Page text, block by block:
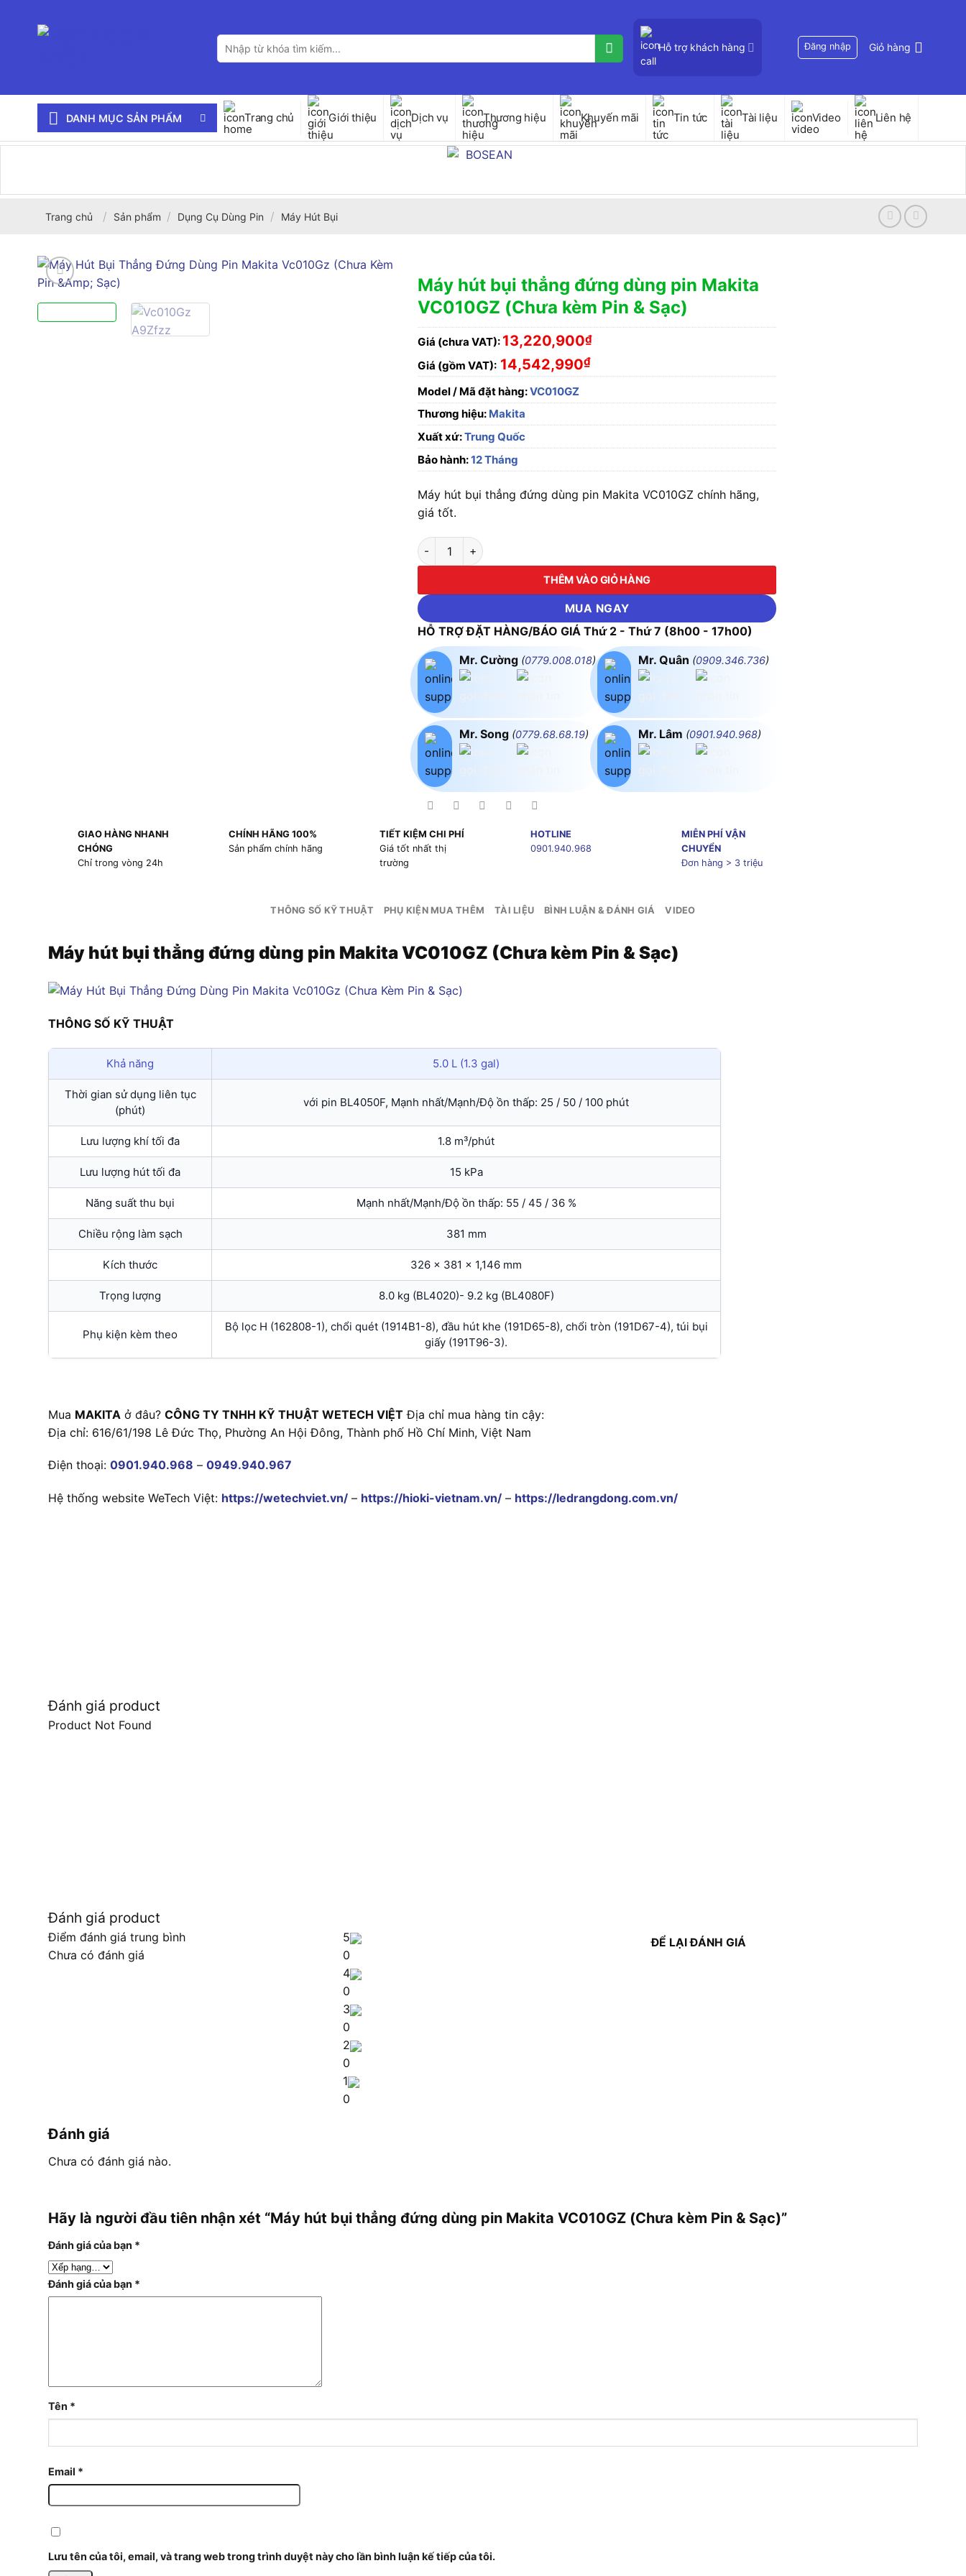
Tìm
kiếm:
Hỗ trợ khách hàng Đăng nhập Giỏ hàng
DANH MỤC SẢN PHẨM Trang chủ Giới thiệu Dịch vụ Thương hiệu Khuyến mãi Tin tức Tài liệu Video Liên hệ
Trang chủ / Sản phẩm / Dụng Cụ Dùng Pin / Máy Hút Bụi
Máy hút bụi thẳng đứng dùng pin Makita
VC010GZ (Chưa kèm Pin & Sạc)
Giá (chưa VAT): 13,220,900₫
Giá (gồm VAT): 14,542,990₫
Model / Mã đặt hàng:VC010GZ
Thương hiệu: Makita
Xuất xứ:Trung Quốc
Bảo hành:12 Tháng
Máy hút bụi thẳng đứng dùng pin Makita VC010GZ chính hãng,
giá tốt.
Máy hút bụi thẳng đứng dùng pin Makita VC010GZ (Chưa kèm Pin & Sạc) số lượng
THÊM VÀO GIỎ HÀNG
MUA NGAY
HỖ TRỢ ĐẶT HÀNG/BÁO GIÁ Thứ 2 - Thứ 7 (8h00 - 17h00)
Mr. Cường (0779.008.018)
Mr. Song (0779.68.68.19)
Mr. Quân (0909.346.736)
Mr. Lâm (0901.940.968)
GIAO HÀNG NHANH
CHÓNG
Chỉ trong vòng 24h
CHÍNH HÃNG 100%
Sản phẩm chính hãng
TIẾT KIỆM CHI PHÍ
Giá tốt nhất thị
trường
HOTLINE
0901.940.968
MIỄN PHÍ VẬN
CHUYỂN
Đơn hàng > 3 triệu
THÔNG SỐ KỸ THUẬT PHỤ KIỆN MUA THÊM TÀI LIỆU BÌNH LUẬN & ĐÁNH GIÁ VIDEO
Máy hút bụi thẳng đứng dùng pin Makita VC010GZ (Chưa kèm Pin & Sạc)
THÔNG SỐ KỸ THUẬT
Khả năng 5.0 L (1.3 gal)
Thời gian sử dụng liên tục
(phút)
với pin BL4050F, Mạnh nhất/Mạnh/Độ ồn thấp: 25 / 50 / 100 phút
Lưu lượng khí tối đa 1.8 m³/phút
Lưu lượng hút tối đa 15 kPa
Năng suất thu bụi Mạnh nhất/Mạnh/Độ ồn thấp: 55 / 45 / 36 %
Chiều rộng làm sạch 381 mm
Kích thước 326 x 381 x 1,146 mm
Trọng lượng 8.0 kg (BL4020)- 9.2 kg (BL4080F)
Phụ kiện kèm theo
Bộ lọc H (162808-1), chổi quét (1914B1-8), đầu hút khe (191D65-8), chổi tròn (191D67-4), túi bụi
giấy (191T96-3).
Mua MAKITA ở đâu? CÔNG TY TNHH KỸ THUẬT WETECH VIỆT Địa chỉ mua hàng tin cậy:
Địa chỉ: 616/61/198 Lê Đức Thọ, Phường An Hội Đông, Thành phố Hồ Chí Minh, Việt Nam
Điện thoại: 0901.940.968 – 0949.940.967
Hệ thống website WeTech Việt: https://wetechviet.vn/ – https://hioki-vietnam.vn/ – https://ledrangdong.com.vn/
Đánh giá product
Product Not Found
Đánh giá product
Điểm đánh giá trung bình
Chưa có đánh giá
5
0
4
0
3
0
2
0
1
0
ĐỂ LẠI ĐÁNH GIÁ
Đánh giá
Chưa có đánh giá nào.
Hãy là người đầu tiên nhận xét “Máy hút bụi thẳng đứng dùng pin Makita VC010GZ (Chưa kèm Pin & Sạc)”
Đánh giá của bạn *
Đánh giá của bạn *
Tên *
Email *
Lưu tên của tôi, email, và trang web trong trình duyệt này cho lần bình luận kế tiếp của tôi.